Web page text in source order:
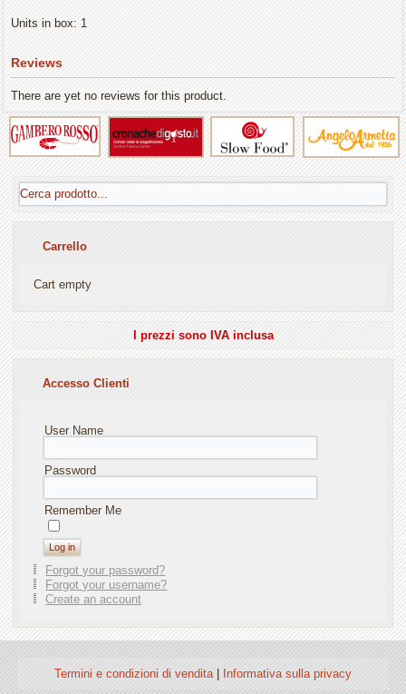
Units in box: 1
Reviews
There are yet no reviews for this product.
Carrello
Cart empty
I prezzi sono IVA inclusa
Accesso Clienti
User Name
Password
Remember Me
Forgot your password?
Forgot your username?
Create an account
Termini e condizioni di vendita Informativa sulla privacy